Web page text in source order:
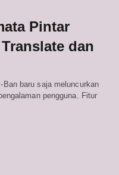
Pintar
dan
baru saja meluncurkan
pengguna. Fitur